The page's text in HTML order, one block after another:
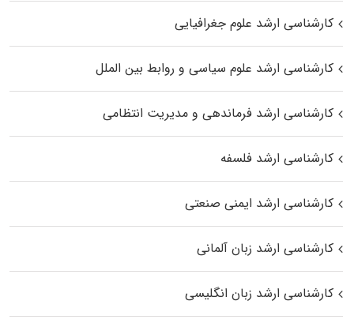
کارشناسی ارشد علوم جغرافیایی
کارشناسی ارشد علوم سیاسی و روابط بین الملل
کارشناسی ارشد فرماندهی و مدیریت انتظامی
کارشناسی ارشد فلسفه
کارشناسی ارشد ایمنی صنعتی
کارشناسی ارشد زبان آلمانی
کارشناسی ارشد زبان انگلیسی